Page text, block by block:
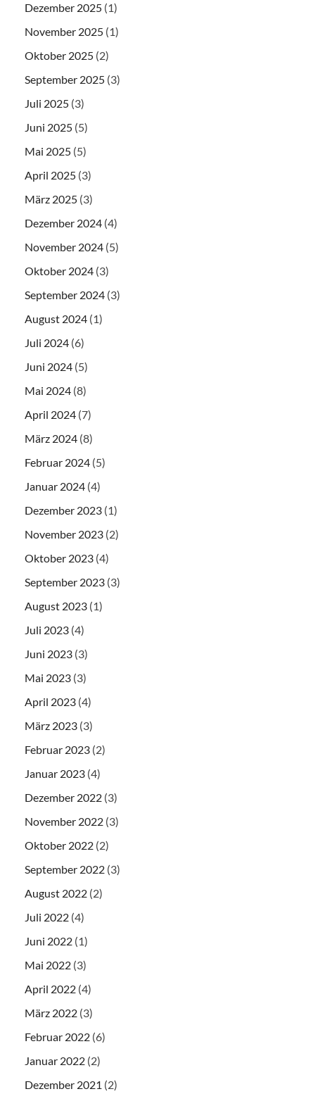
Dezember 2025 (1)
November 2025 (1)
Oktober 2025 (2)
September 2025 (3)
Juli 2025 (3)
Juni 2025 (5)
Mai 2025 (5)
April 2025 (3)
März 2025 (3)
Dezember 2024 (4)
November 2024 (5)
Oktober 2024 (3)
September 2024 (3)
August 2024 (1)
Juli 2024 (6)
Juni 2024 (5)
Mai 2024 (8)
April 2024 (7)
März 2024 (8)
Februar 2024 (5)
Januar 2024 (4)
Dezember 2023 (1)
November 2023 (2)
Oktober 2023 (4)
September 2023 (3)
August 2023 (1)
Juli 2023 (4)
Juni 2023 (3)
Mai 2023 (3)
April 2023 (4)
März 2023 (3)
Februar 2023 (2)
Januar 2023 (4)
Dezember 2022 (3)
November 2022 (3)
Oktober 2022 (2)
September 2022 (3)
August 2022 (2)
Juli 2022 (4)
Juni 2022 (1)
Mai 2022 (3)
April 2022 (4)
März 2022 (3)
Februar 2022 (6)
Januar 2022 (2)
Dezember 2021 (2)